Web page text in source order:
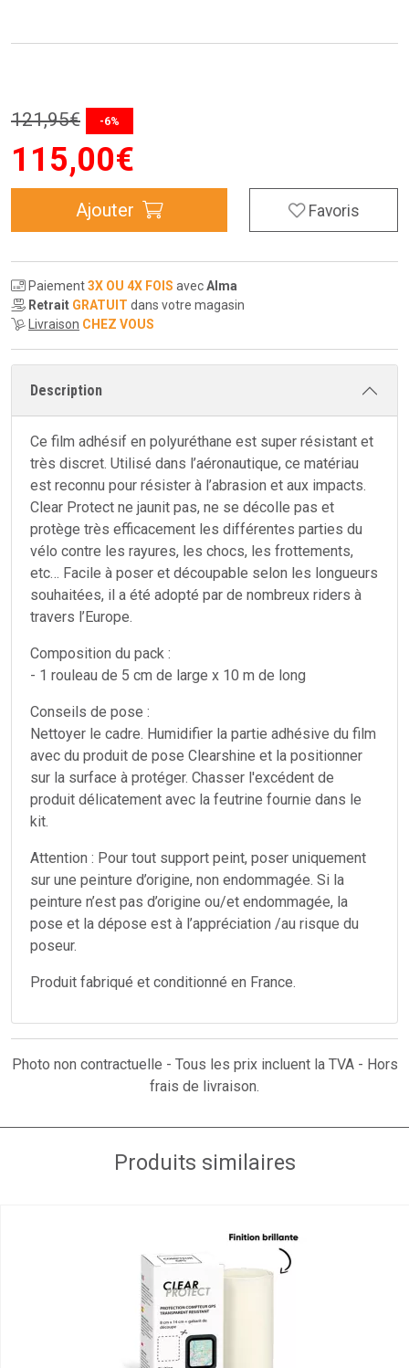
121,95€ -6%
115,00€
Ajouter Favoris
Paiement3X OU 4X FOIS avecAlma
Retrait GRATUIT dans votre magasin
Livraison CHEZ VOUS
Description
Ce film adhésif en polyuréthane est super résistant et
très discret. Utilisé dans l’aéronautique, ce matériau
est reconnu pour résister à l’abrasion et aux impacts.
Clear Protect ne jaunit pas, ne se décolle pas et
protège très efficacement les différentes parties du
vélo contre les rayures, les chocs, les frottements,
etc… Facile à poser et découpable selon les longueurs
souhaitées, il a été adopté par de nombreux riders à
travers l’Europe.
Composition du pack :
- 1 rouleau de 5 cm de large x 10 m de long
Conseils de pose :
Nettoyer le cadre. Humidifier la partie adhésive du film
avec du produit de pose Clearshine et la positionner
sur la surface à protéger. Chasser l'excédent de
produit délicatement avec la feutrine fournie dans le
kit.
Attention : Pour tout support peint, poser uniquement
sur une peinture d’origine, non endommagée. Si la
peinture n’est pas d’origine ou/et endommagée, la
pose et la dépose est à l’appréciation /au risque du
poseur.
Produit fabriqué et conditionné en France.
Photo non contractuelle - Tous les prix incluent la TVA - Hors
frais de livraison.
Produits similaires